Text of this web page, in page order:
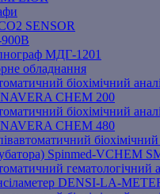
SENSOR
МДГ-1201
обладнання
біохімічний
CHEM 200
біохімічний
CHEM 480
біохімічний
Spinmed-VCHEM
гематологічний
DENSI-LA-